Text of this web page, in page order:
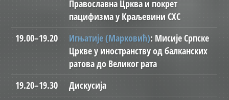
Православна Црква и покрет
пацифизма у Краљевини СХС
19.00–19.20
Игњатије (Марковић): Мисије Српске
Цркве у иностранству од балканских
ратова до Великог рата
19.20–19.30
Дискусија